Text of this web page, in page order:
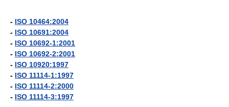
- ISO 10464:2004
- ISO 10691:2004
- ISO 10692-1:2001
- ISO 10692-2:2001
- ISO 10920:1997
- ISO 11114-1:1997
- ISO 11114-2:2000
- ISO 11114-3:1997